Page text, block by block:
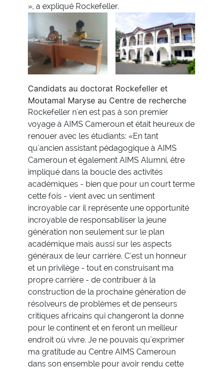
», a expliqué Rockefeller.
Candidats au doctorat Rockefeller et
Moutamal Maryse au Centre de recherche
Rockefeller n'en est pas à son premier
voyage à AIMS Cameroun et était heureux de
renouer avec les étudiants: «En tant
qu'ancien assistant pédagogique à AIMS
Cameroun et également AIMS Alumni, être
impliqué dans la boucle des activités
académiques - bien que pour un court terme
cette fois - vient avec un sentiment
incroyable car il représente une opportunité
incroyable de responsabiliser la jeune
génération non seulement sur le plan
académique mais aussi sur les aspects
généraux de leur carrière. C'est un honneur
et un privilège - tout en construisant ma
propre carrière - de contribuer à la
construction de la prochaine génération de
résolveurs de problèmes et de penseurs
critiques africains qui changeront la donne
pour le continent et en feront un meilleur
endroit où vivre. Je ne pouvais qu'exprimer
ma gratitude au Centre AIMS Cameroun
dans son ensemble pour avoir rendu cette